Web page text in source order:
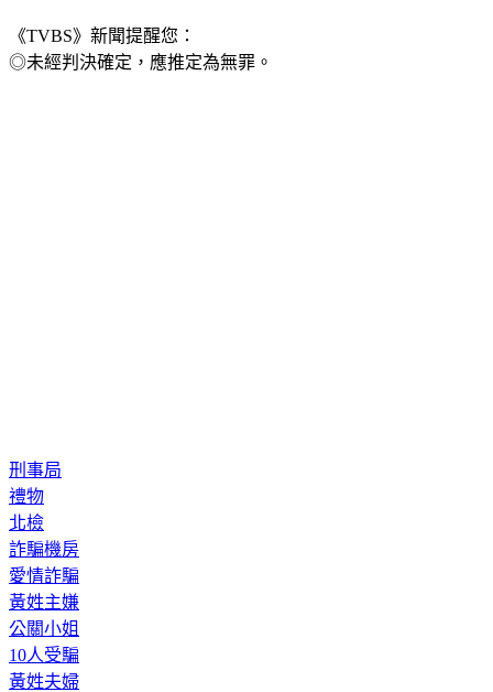
《TVBS》新聞提醒您：
◎未經判決確定，應推定為無罪。
刑事局
禮物
北檢
詐騙機房
愛情詐騙
黃姓主嫌
公關小姐
10人受騙
黃姓夫婦